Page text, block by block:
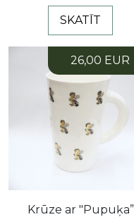
SKATĪT
26,00 EUR
Krūze ar "Pupuķa”